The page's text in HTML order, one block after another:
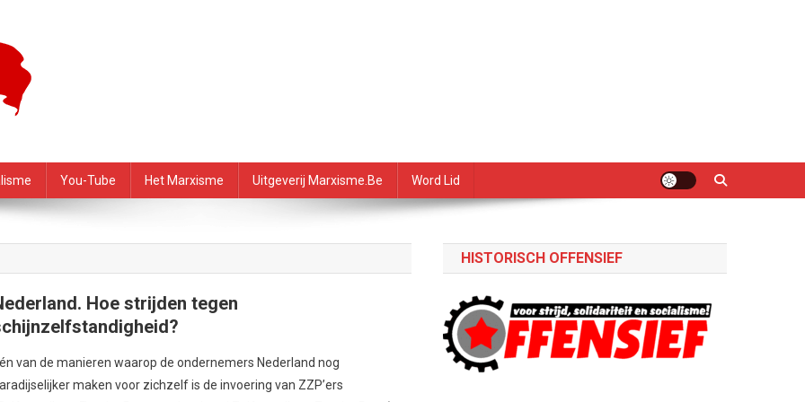
You-Tube Het Marxisme Uitgeverij Marxisme.be Word Lid
Hoe strijden tegen
van de manieren waarop de ondernemers Nederland nog
maken voor zichzelf is de invoering van ZZP’ers
HISTORISCH OFFENSIEF